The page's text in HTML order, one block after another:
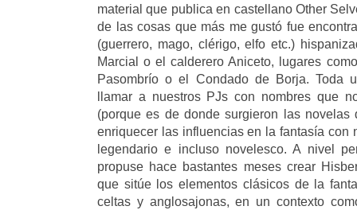
material que publica en castellano Other
de las cosas que más me gustó fue
(guerrero, mago, clérigo, elfo etc.)
Marcial o el calderero Aniceto, lugares
Pasombrío o el Condado de Borja. Toda
llamar a nuestros PJs con nombres que
(porque es de donde surgieron las
enriquecer las influencias en la fantasía con
legendario e incluso novelesco. A nivel
propuse hace bastantes meses crear
que sitúe los elementos clásicos de la
celtas y anglosajonas, en un contexto